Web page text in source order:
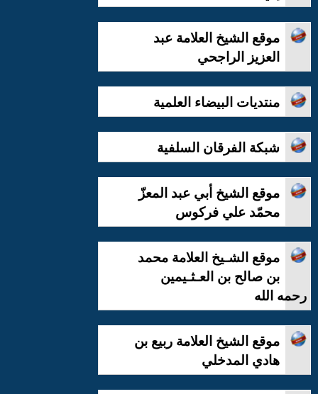
موقع الشيخ العلامة عبد
العزيز الراجحي
منتديات البيضاء العلمية
شبكة الفرقان السلفية
موقع الشيخ أبي عبد المعزّ
محمّد علي فركوس
موقع الشـيخ العلامة محمد
بن صالح بن العـثـيمين
رحمه الله
موقع الشيخ العلامة ربيع بن
هادي المدخلي